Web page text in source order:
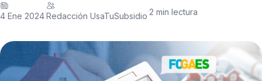
4 Ene 2024·Redacción UsaTuSubsidio·2 min lectura